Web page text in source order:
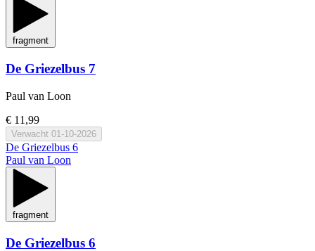
fragment
De Griezelbus 7
Paul van Loon
€ 11,99
Verwacht 01-10-2026
De Griezelbus 6
Paul van Loon
fragment
De Griezelbus 6